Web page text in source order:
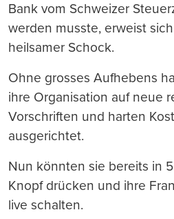
Bank vom Schweizer
werden musste, erweist
heilsamer Schock.
Ohne grosses Aufhebens
ihre Organisation auf neue
Vorschriften und harten
ausgerichtet.
Nun könnten sie bereits in
Knopf drücken und ihre
live schalten.